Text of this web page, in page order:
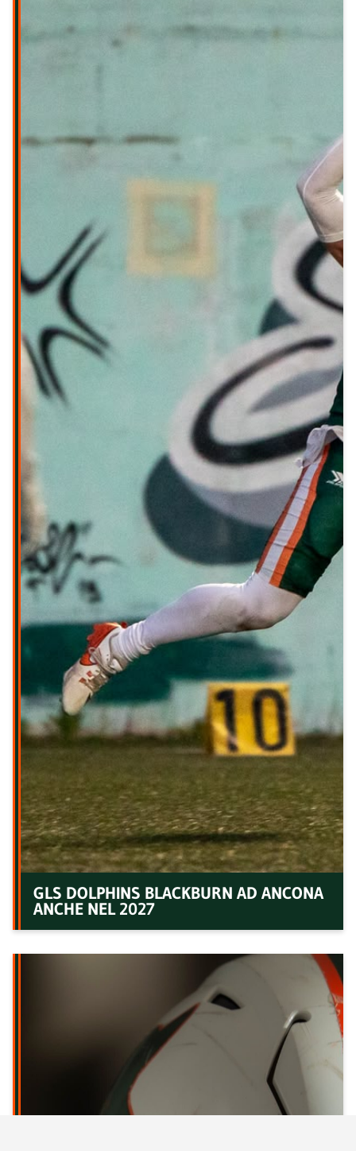
GLS DOLPHINS BLACKBURN AD ANCONA
ANCHE NEL 2027